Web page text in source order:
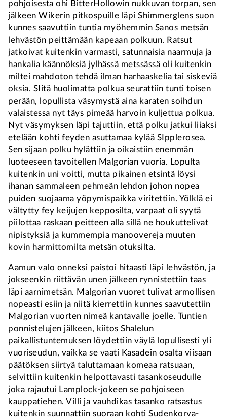
pohjoisesta ohi BitterHollowin nukkuvan torpan, sen
jälkeen Wikerin pitkospuille läpi Shimmerglens suon
kunnes saavuttiin tuntia myöhemmin Sanos metsän
lehvästön peittämään kapeaan polkuun. Ratsut
jatkoivat kuitenkin varmasti, satunnaisia naarmuja ja
hankalia käännöksiä jylhässä metssässä oli kuitenkin
miltei mahdoton tehdä ilman harhaaskelia tai siskeviä
oksia. SIitä huolimatta polkua seurattiin tunti toisen
perään, lopullista väsymystä aina karaten soihdun
valaistessa nyt täys pimeää harvoin kuljettua polkua.
Nyt väsymyksen läpi tajuttiin, että polku jatkui liiaksi
etelään kohti feyden asuttamaa kylää SIpplerosea.
Sen sijaan polku hylättiin ja oikaistiin enemmän
luoteeseen tavoitellen Malgorian vuoria. Lopulta
kuitenkin uni voitti, mutta pikainen etsintä löysi
ihanan sammaleen pehmeän lehdon johon nopea
puiden suojaama yöpymispaikka viritettiin. Yölklä ei
vältytty fey keijujen kepposilta, varpaat oli syytä
piilottaa raskaan peitteen alla sillä ne houkuttelivat
nipistyksiä ja kummempia manoovereja muuten
kovin harmittomilta metsän otuksilta.
Aamun valo onneksi paistoi hitaasti läpi lehvästön, ja
jokseenkin riittävän unen jälkeen rynnistettiin taas
läpi aarnimetsän. Malgorian vuoret tulivat armollisen
nopeasti esiin ja niitä kierrettiin kunnes saavutettiin
Malgorian vuorten nimeä kantavalle joelle. Tuntien
ponnistelujen jälkeen, kiitos Shalelun
paikallistuntemuksen löydettiin väylä lopullisesti yli
vuoriseudun, vaikka se vaati Kasadein osalta viisaan
päätöksen siirtyä taluttamaan komeaa ratsuaan,
selvittiin kuitenkin helpottavasti tasankoseudulle
joka rajautui Lamplock-jokeen se pohjoiseen
kauppatiehen. Villi ja vauhdikas tasanko ratsastus
kuitenkin suunnattiin suoraan kohti Sudenkorva-